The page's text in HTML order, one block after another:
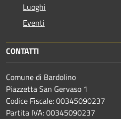
Luoghi
Eventi
CONTATTI
Comune di Bardolino
Piazzetta San Gervaso 1
Codice Fiscale: 00345090237
Partita IVA: 00345090237